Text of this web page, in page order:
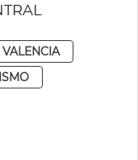
VALENCIA